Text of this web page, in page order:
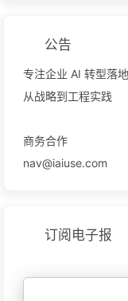
公告
专注企业 AI 转型落地
从战略到工程实践
商务合作
nav@iaiuse.com
订阅电子报